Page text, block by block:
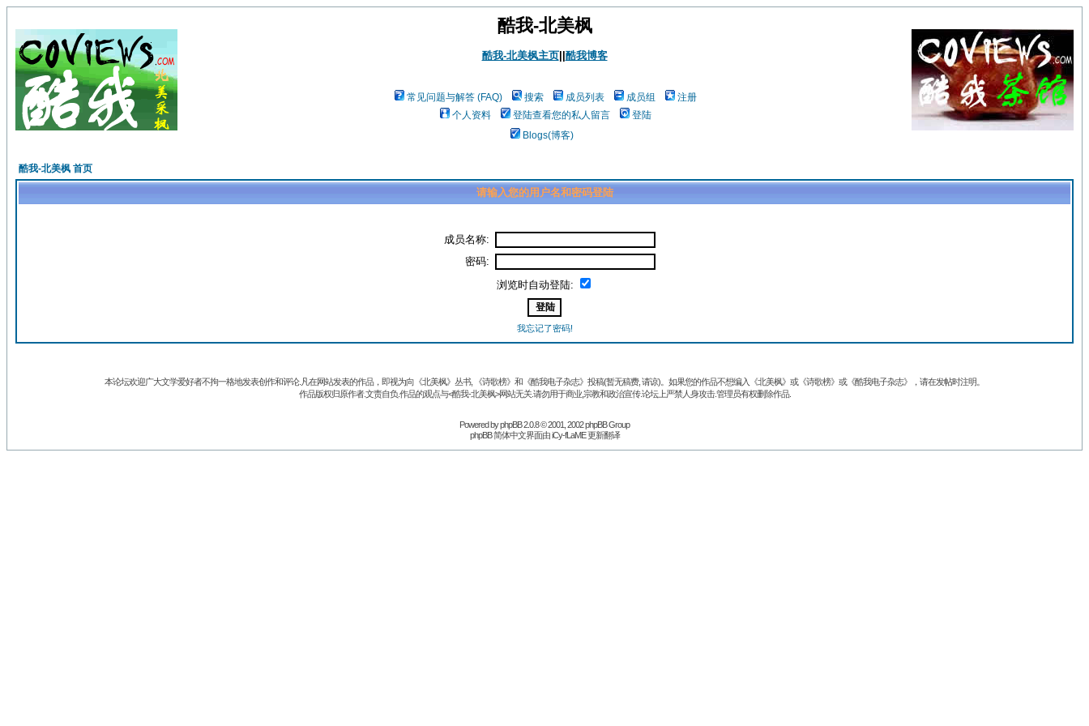
酷我-北美枫
酷我-北美枫主页|| 酷我博客
常见问题与解答 (FAQ) 搜索 成员列表 成员组
注册
个人资料
登陆查看您的私人留言
登陆
Blogs(博客)
酷我-北美枫 首页
请输入您的用户名和密码登陆
成员名称:
密码:
浏览时自动登陆:
我忘记了密码!
本论坛欢迎广大文学爱好者不拘一格地发表创作和评论.凡在网站发表的作品，即视为向《北美枫》丛书, 《诗歌榜》和《酷我电子杂志》投稿(暂无稿费, 请谅)。如果您的作品不想编入《北美枫》或《诗歌榜》或《酷我电子杂志》，请在发帖时注明。
作品版权归原作者.文责自负.作品的观点与<酷我-北美枫>网站无关.请勿用于商业,宗教和政治宣传.论坛上严禁人身攻击.管理员有权删除作品.
Powered byphpBB2.0.8 © 2001, 2002 phpBB Group
phpBB 简体中文界面由 iCy-fLaME 更新翻译